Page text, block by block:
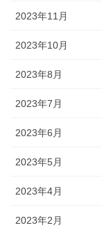
2023年11月
2023年10月
2023年8月
2023年7月
2023年6月
2023年5月
2023年4月
2023年2月